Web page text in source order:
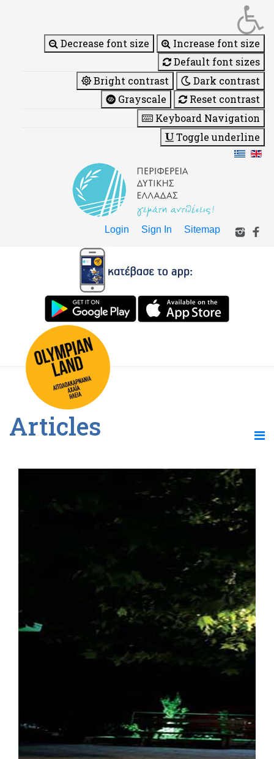
Decrease font size
Increase font size
Default font sizes
Bright contrast
Dark contrast
Grayscale
Reset contrast
Keyboard Navigation
Toggle underline
Login Sign In Sitemap
Articles